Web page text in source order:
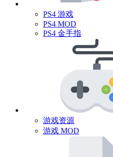
PS4 游戏
PS4 MOD
PS4 金手指
游戏资源
游戏 MOD